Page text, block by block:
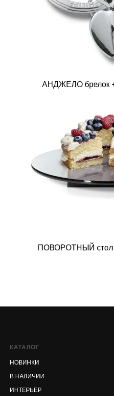
АНДЖЕЛО брелок +
ПОВОРОТНЫЙ
КАТАЛОГ
НОВИНКИ
В НАЛИЧИИ
ИНТЕРЬЕР